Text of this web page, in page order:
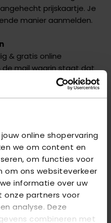
online shopervaring
we om content en
om functies voor
om ons websiteverkeer
informatie over uw
onze partners voor
analyse. Deze
combineren met
prijskaartje. Je
manier aanmelden.
& gratis online
de mail waarin staat dat
kun je bereiken via
rp
winkel
ontvang je terug op
De artikelen dienen,
binnen een
geretourneerd.
en methode van